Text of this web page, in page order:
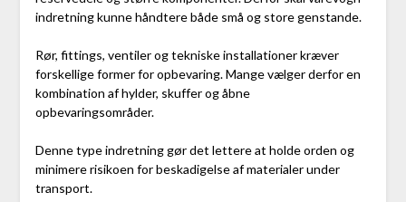
indretning kunne håndtere både små og store genstande.
Rør, fittings, ventiler og tekniske installationer kræver
forskellige former for opbevaring. Mange vælger derfor en
kombination af hylder, skuffer og åbne
opbevaringsområder.
Denne type indretning gør det lettere at holde orden og
minimere risikoen for beskadigelse af materialer under
transport.